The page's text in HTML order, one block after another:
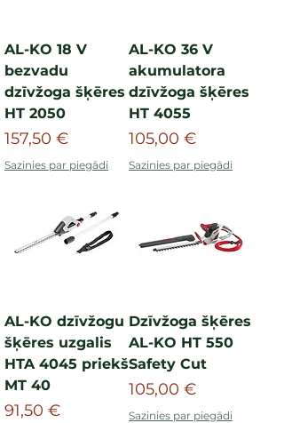
AL-KO 18 V
bezvadu
dzīvžoga šķēres
HT 2050
Cena
157,50 €
Sazinies par piegādi
AL-KO 36 V
akumulatora
dzīvžoga šķēres
HT 4055
Cena
105,00 €
Sazinies par piegādi
AL-KO dzīvžogu
šķēres uzgalis
HTA 4045 priekš
MT 40
Cena
91,50 €
Dzīvžoga šķēres
AL-KO HT 550
Safety Cut
Cena
105,00 €
Sazinies par piegādi